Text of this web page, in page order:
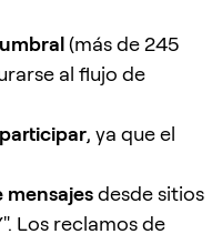
(más de 245
al flujo de
, ya que el
desde sitios
Los reclamos de